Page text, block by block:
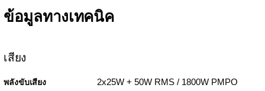
ข้อมูลทางเทคนิค
เสียง
พลังขับเสียง 2x25W + 50W RMS / 1800W PMPO